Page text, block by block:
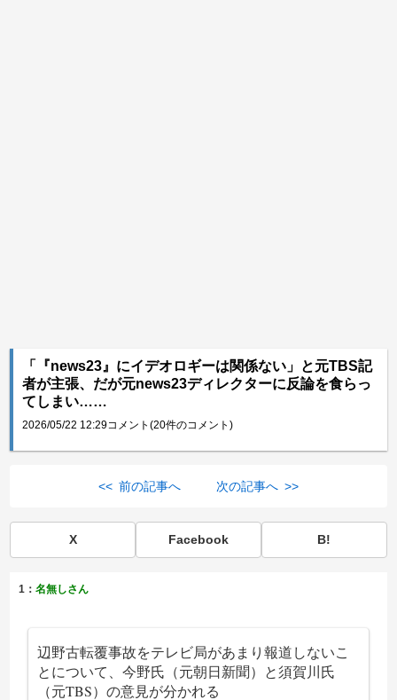
「『news23』にイデオロギーは関係ない」と元TBS記
者が主張、だが元news23ディレクターに反論を食らっ
てしまい……
2026/05/22 12:29コメント(20件のコメント)
<< 前の記事へ 次の記事へ >>
X Facebook B!
1：名無しさん
辺野古転覆事故をテレビ局があまり報道しないこ
とについて、今野氏（元朝日新聞）と須賀川氏
（元TBS）の意見が分かれる